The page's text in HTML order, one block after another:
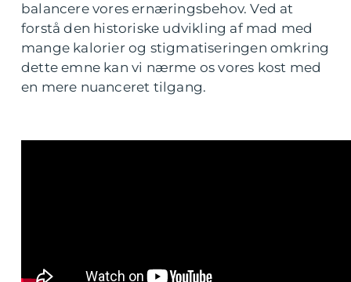
balancere vores ernæringsbehov. Ved at
forstå den historiske udvikling af mad med
mange kalorier og stigmatiseringen omkring
dette emne kan vi nærme os vores kost med
en mere nuanceret tilgang.